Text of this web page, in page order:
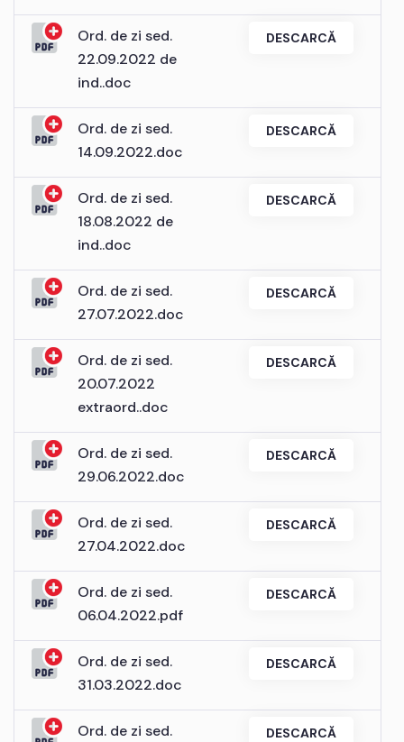
Ord. de zi sed.
22.09.2022 de
ind..doc
DESCARCĂ
Ord. de zi sed.
14.09.2022.doc
DESCARCĂ
Ord. de zi sed.
18.08.2022 de
ind..doc
DESCARCĂ
Ord. de zi sed.
27.07.2022.doc
DESCARCĂ
Ord. de zi sed.
20.07.2022
extraord..doc
DESCARCĂ
Ord. de zi sed.
29.06.2022.doc
DESCARCĂ
Ord. de zi sed.
27.04.2022.doc
DESCARCĂ
Ord. de zi sed.
06.04.2022.pdf
DESCARCĂ
Ord. de zi sed.
31.03.2022.doc
DESCARCĂ
Ord. de zi sed.
DESCARCĂ